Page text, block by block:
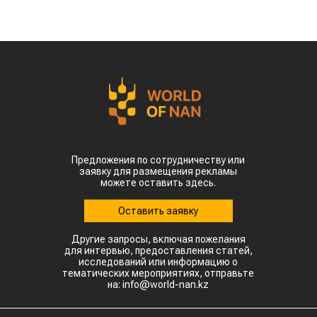
отметке в $35 млн.
страны мира. Ключевым торговым партнером
остается Турция, которая увеличила закупки в
пять раз и импортировала 63,4 тыс. тонн.
Главной сенсацией отчетного периода стал
полностью отсутствовали, то за пять месяцев
текущего года КНР выкупила сразу 14,2 тыс.
тонн казахстанской чечевицы.
Высокую динамику спроса показывают и другие
традиционные рынки: Афганистан — 4,9 тыс
тонн (рост в 11,7 раза) Азербайджан — 2 тыс
тонн (рост в 22,6 раза) Туркменистан — 1,1 тыс
тонн (рост в 3,6 раза) Таджикистан — 539,2
тонны (рост в 23,4 раза) Польша — 462 тонны